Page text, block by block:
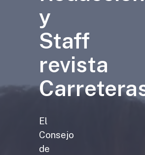
y
Staff
revista
El
Consejo
de